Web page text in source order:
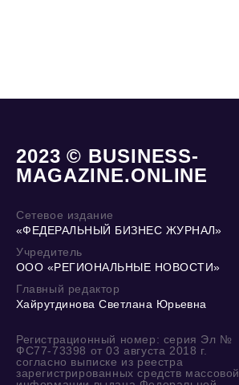
2023 © BUSINESS-
MAGAZINE.ONLINE
Сетевое издание
«ФЕДЕРАЛЬНЫЙ БИЗНЕС ЖУРНАЛ»
Учредитель
ООО «РЕГИОНАЛЬНЫЕ НОВОСТИ»
Главный редактор
Хайрутдинова Светлана Юрьевна
Регистрационный номер: серия Эл №
ФС77-73398 от 03 августа 2018 г.
согласно выписке из реестра
зарегистрированных средств массовой